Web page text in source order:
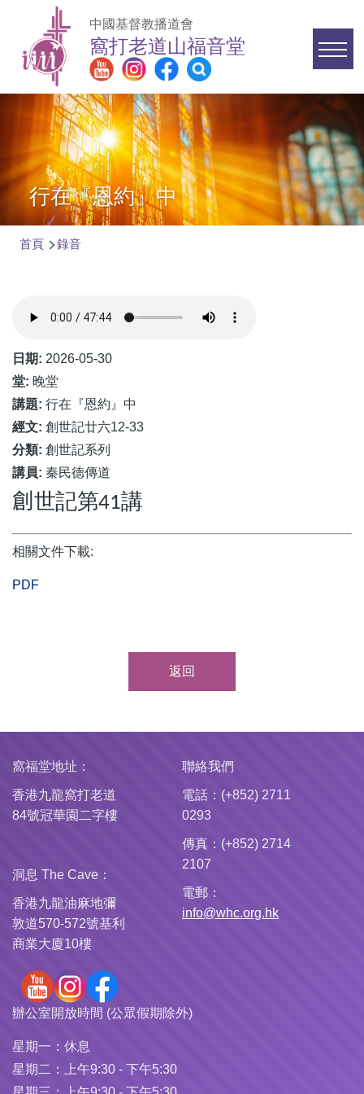
移至主內容
中國基督教播道會
窩打老道山福音堂
Main
navigation
行在『恩約』中
連
首頁 錄音
日期: 2026-05-30
堂: 晚堂
講題: 行在『恩約』中
經文: 創世記廿六12-33
分類: 創世記系列
講員: 秦民德傳道
創 世記第41講
相關文件下載:
PDF
返回
窩福堂地址：
香港九龍窩打老道
84號冠華園二字樓
洞息 The Cave：
香港九龍油麻地彌
敦道570-572號基利
商業大廈10樓
聯絡我們
電話：(+852) 2711
0293
傳真：(+852) 2714
2107
電郵：
info@whc.org.hk
辦公室開放時間 (公眾假期除外)
星期一： 休息
星期二：
上午9:30 - 下午5:30